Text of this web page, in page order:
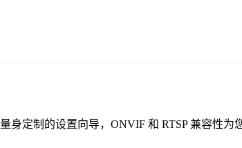
身定制的设置向导，ONVIF 和 RTSP 兼容性